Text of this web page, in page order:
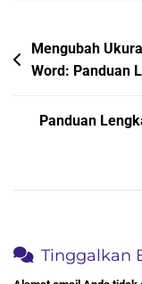
Navigasi
pos
Mengubah
Word: Panduan
Panduan
Tinggalkan